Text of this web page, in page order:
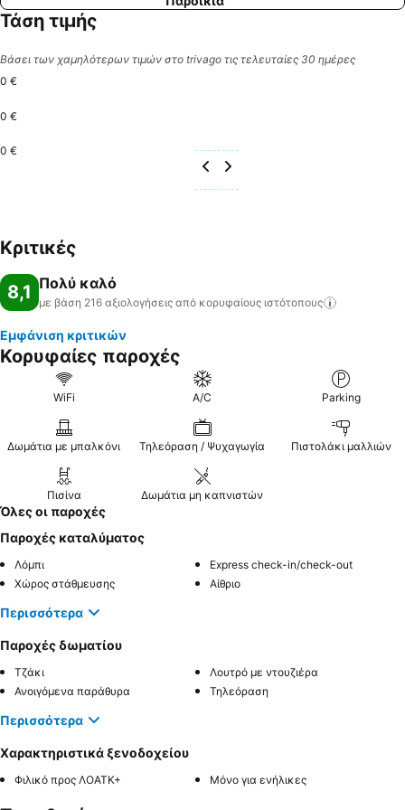
Τάση τιμής
Βάσει των χαμηλότερων τιμών στο trivago τις τελευταίες 30 ημέρες
0 €
0 €
0 €
Κριτικές
8,1 Πολύ καλό
με βάση 216 αξιολογήσεις από κορυφαίους ιστότοπους
Εμφάνιση κριτικών
Κορυφαίες παροχές
WiFi A/C Parking
Δωμάτια με μπαλκόνι Τηλεόραση / Ψυχαγωγία Πιστολάκι μαλλιών
Πισίνα Δωμάτια μη καπνιστών
Όλες οι παροχές
Παροχές καταλύματος
Λόμπι
Express check-in/check-out
Χώρος στάθμευσης
Αίθριο
Περισσότερα
Παροχές δωματίου
Τζάκι
Λουτρό με ντουζιέρα
Ανοιγόμενα παράθυρα
Τηλεόραση
Περισσότερα
Χαρακτηριστικά ξενοδοχείου
Φιλικό προς ΛΟΑΤΚ+ Μόνο για ενήλικες